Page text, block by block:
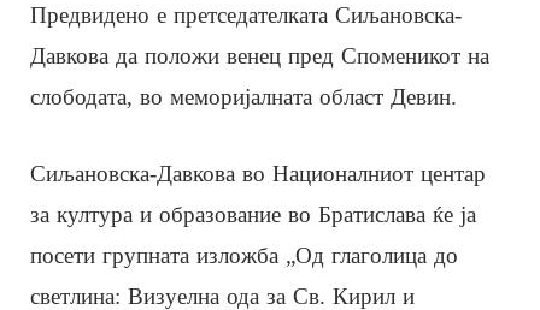
Предвидено е претседателката Сиљановска-
Давкова да положи венец пред Споменикот на
слободата, во меморијалната област Девин.
Сиљановска-Давкова во Националниот центар
за култура и образование во Братислава ќе ја
посети групната изложба „Од глаголица до
светлина: Визуелна ода за Св. Кирил и